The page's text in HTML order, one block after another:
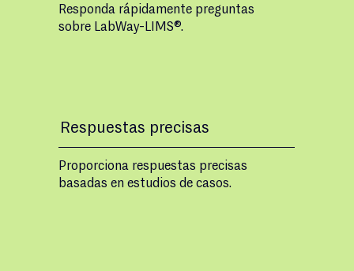
Responda rápidamente preguntas
sobre LabWay-LIMS®.
Respuestas precisas
Proporciona respuestas precisas
basadas en estudios de casos.